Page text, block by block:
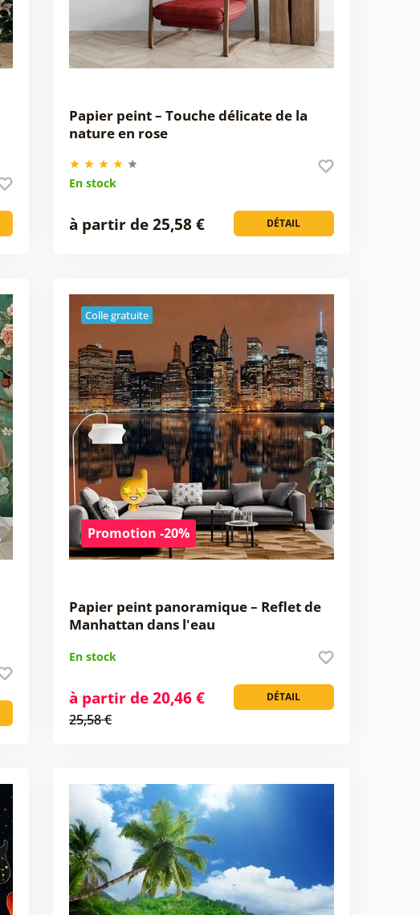
Papier peint – Touche délicate de la
nature en rose
En stock
DÉTAIL
à partir de 25,58 €
Colle gratuite
Promotion -20%
Papier peint panoramique – Reflet de
Manhattan dans l'eau
En stock
DÉTAIL
à partir de 20,46 €
25,58 €